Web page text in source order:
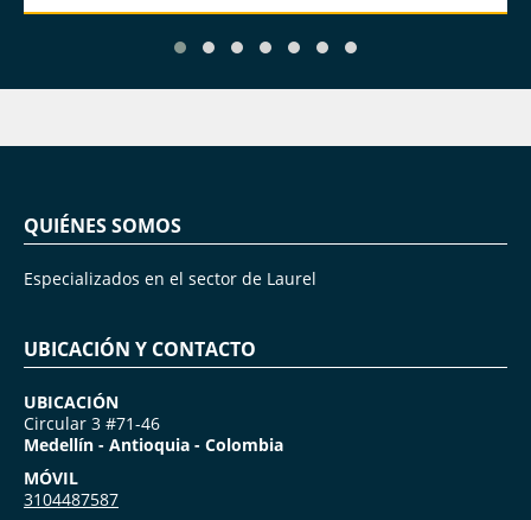
QUIÉNES SOMOS
Especializados en el sector de Laurel
UBICACIÓN Y CONTACTO
UBICACIÓN
Circular 3 #71-46
Medellín - Antioquia - Colombia
MÓVIL
3104487587